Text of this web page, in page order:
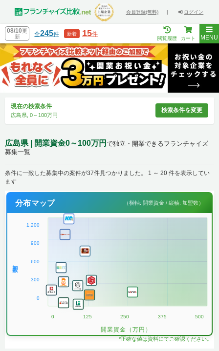
会員登録(無料) | ログイン
08/10更
新
全245件 新着 15件
閲覧履歴 カート MENU
現在の検索条件
広島県, 0～100万円
検索条件を変更
広島県 | 開業資金0～100万円 で独立・開業できるフランチャイズ
募集一覧
条件に一致した募集中の案件が37件見つかりました。 1 ～ 20 件を表示してい
ます
分布マップ （横軸: 開業資金 / 縦軸: 加盟数）
1,200
900
600
300
0
0 125 250 375 500
開業資金（万円）
*正確な値は資料にてご確認ください。